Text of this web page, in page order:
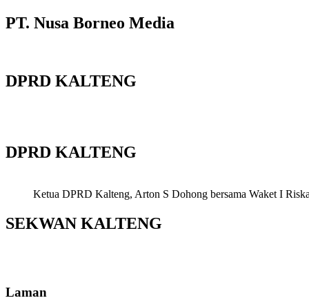
PT. Nusa Borneo Media
DPRD KALTENG
DPRD KALTENG
Ketua DPRD Kalteng, Arton S Dohong bersama Waket I
SEKWAN KALTENG
Laman